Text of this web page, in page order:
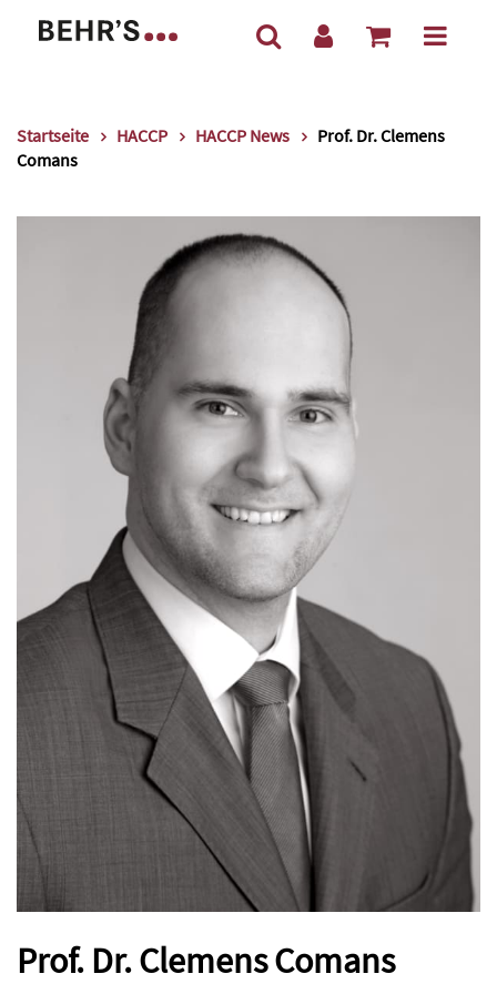
Startseite HACCP HACCP News
Prof. Dr. Clemens
Comans
Prof. Dr. Clemens Comans